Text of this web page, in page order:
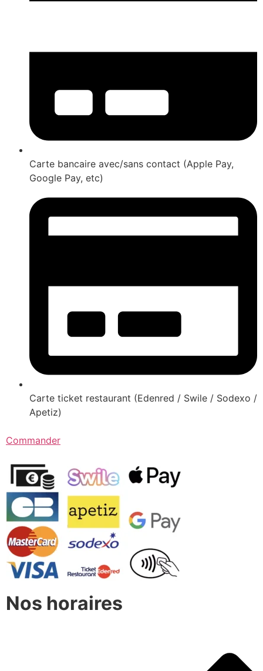
Carte bancaire avec/sans contact (Apple Pay,
Google Pay, etc)
Carte ticket restaurant (Edenred / Swile / Sodexo /
Apetiz)
Commander
Nos horaires